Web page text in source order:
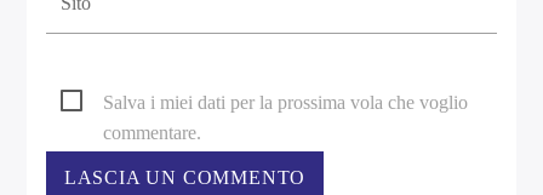
Salva i miei dati per la prossima vola che voglio
commentare.